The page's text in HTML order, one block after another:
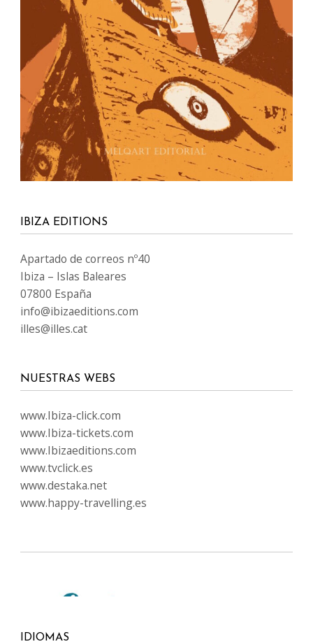
IBIZA EDITIONS
Apartado de correos nº40
Ibiza – Islas Baleares
07800 España
info@ibizaeditions.com
illes@illes.cat
NUESTRAS WEBS
www.Ibiza-click.com
www.Ibiza-tickets.com
www.Ibizaeditions.com
www.tvclick.es
www.destaka.net
www.happy-travelling.es
IDIOMAS